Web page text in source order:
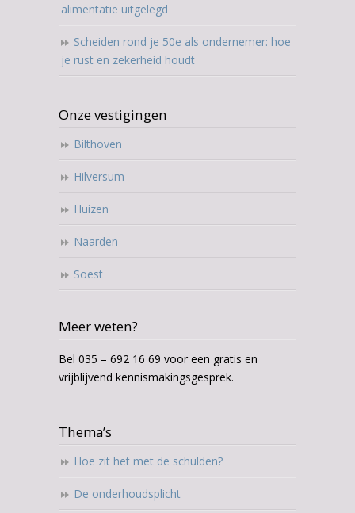
alimentatie uitgelegd
Scheiden rond je 50e als ondernemer: hoe
je rust en zekerheid houdt
Onze vestigingen
Bilthoven
Hilversum
Huizen
Naarden
Soest
Meer weten?
Bel 035 – 692 16 69 voor een gratis en
vrijblijvend kennismakingsgesprek.
Thema’s
Hoe zit het met de schulden?
De onderhoudsplicht